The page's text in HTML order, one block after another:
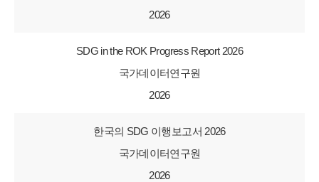
2026
SDG in the ROK Progress Report 2026
국가데이터연구원
2026
한국의 SDG 이행보고서 2026
국가데이터연구원
2026